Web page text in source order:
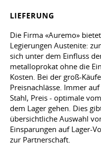
LIEFERUNG
Die Firma «Auremo»
Legierungen Austenite:
sich unter dem Einfluss
metalloprokat ohne die
Kosten. Bei der groß-
Preisnachlässe. Immer
Stahl, Preis - optimale
dem Lager gehen. Dies
übersichtliche Auswahl
Einsparungen auf Lager-
zur Partnerschaft.